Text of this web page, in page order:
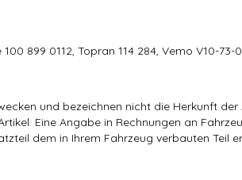
899 0112, Topran 114 284, Vemo V10-73-
und bezeichnen nicht die Herkunft
Eine Angabe in Rechnungen an
dem in Ihrem Fahrzeug verbauten Teil